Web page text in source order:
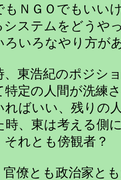
もＮＧＯでもいい
システムをどうや
ろいろなやり方が
東浩紀のポジシ
特定の人間が洗練
ればいい、残りの
時、東は考える側
れとも傍観者？
僚とも政治家と